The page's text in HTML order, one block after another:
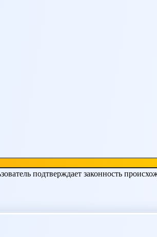
подтверждает законность